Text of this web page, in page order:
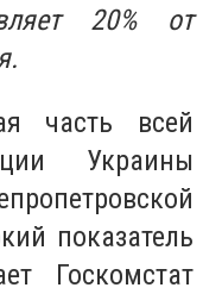
20% от
часть всей
Украины
показатель
Госкомстат